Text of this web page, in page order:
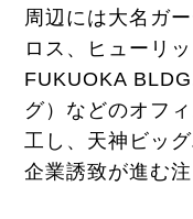
周辺には大名ガ
ロス、ヒューリ
FUKUOKA
グ）などのオフ
工し、天神ビッ
企業誘致が進む